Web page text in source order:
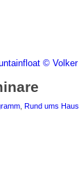
, Rund ums Haus